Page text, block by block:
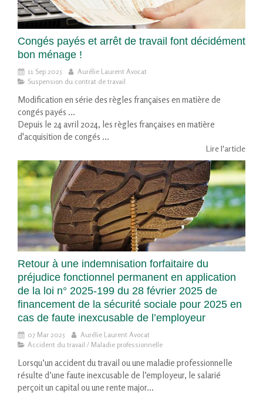
Congés payés et arrêt de travail font décidément
bon ménage !
11 Sep 2025
Aurélie Laurent Avocat
Suspension du contrat de travail
Modification en série des règles françaises en matière de
congés payés ...
Depuis le 24 avril 2024, les règles françaises en matière
d'acquisition de congés ...
Lire l'article
Retour à une indemnisation forfaitaire du
préjudice fonctionnel permanent en application
de la loi n° 2025-199 du 28 février 2025 de
financement de la sécurité sociale pour 2025 en
cas de faute inexcusable de l’employeur
07 Mar 2025
Aurélie Laurent Avocat
Accident du travail / Maladie professionnelle
Lorsqu’un accident du travail ou une maladie professionnelle
résulte d’une faute inexcusable de l’employeur, le salarié
perçoit un capital ou une rente major...